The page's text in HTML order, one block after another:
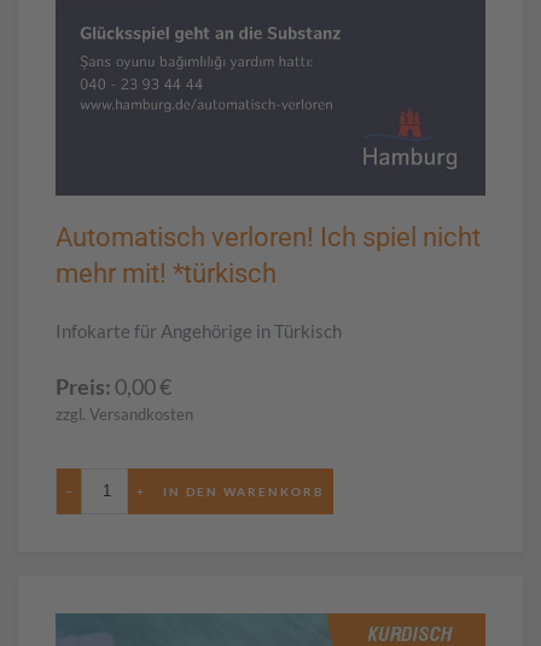
Automatisch verloren! Ich spiel nicht
mehr mit! *türkisch
Infokarte für Angehörige in Türkisch
Preis: 0,00€
zzgl. Versandkosten
− +